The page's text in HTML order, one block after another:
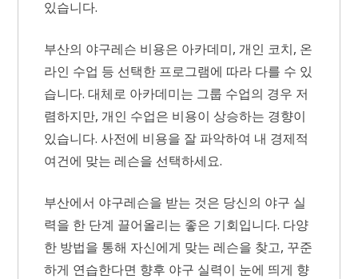
있습니다.
부산의 야구레슨 비용은 아카데미, 개인 코치, 온
라인 수업 등 선택한 프로그램에 따라 다를 수 있
습니다. 대체로 아카데미는 그룹 수업의 경우 저
렴하지만, 개인 수업은 비용이 상승하는 경향이
있습니다. 사전에 비용을 잘 파악하여 내 경제적
여건에 맞는 레슨을 선택하세요.
부산에서 야구레슨을 받는 것은 당신의 야구 실
력을 한 단계 끌어올리는 좋은 기회입니다. 다양
한 방법을 통해 자신에게 맞는 레슨을 찾고, 꾸준
하게 연습한다면 향후 야구 실력이 눈에 띄게 향